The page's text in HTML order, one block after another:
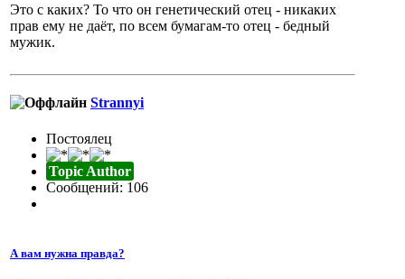
Это с каких? То что он генетический отец - никаких
прав ему не даёт, по всем бумагам-то отец - бедный
мужик.
Strannyi
Постоялец
Topic Author
Сообщений: 106
А вам нужна правда?